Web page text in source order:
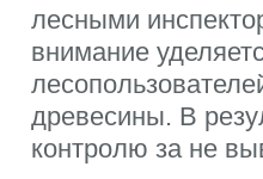
лесными
внимание
древесины. В
контролю за не